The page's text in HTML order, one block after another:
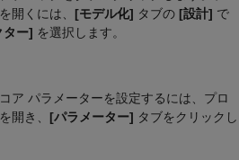
開くには、 [モデル化] タブの [設計] で
ター] を選択します。
ア パラメーターを設定するには、プロ
開き、 [パラメーター] タブをクリックし